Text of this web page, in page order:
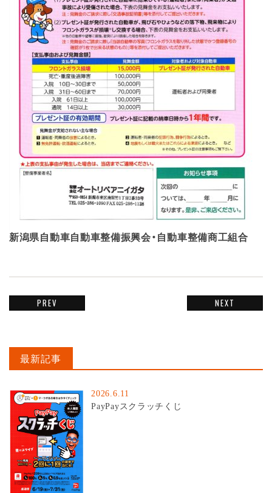
新潟県自動車自動車整備振興会・自動車整備商工組合
PREV NEXT
最新記事
2026.6.11
PayPayスクラッチくじ